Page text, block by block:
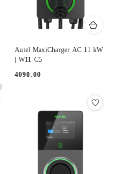
Autel MaxiCharger AC 11 kW
| W11-C5
4090.00